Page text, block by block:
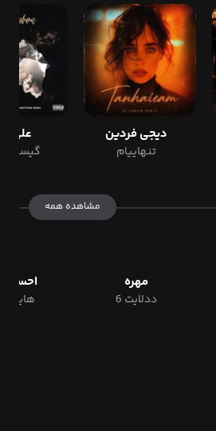
دیجی فردین
تنهاییام
علی
گیسو
مشاهده همه
مهره
ددلایت 6
احسان
هایپ